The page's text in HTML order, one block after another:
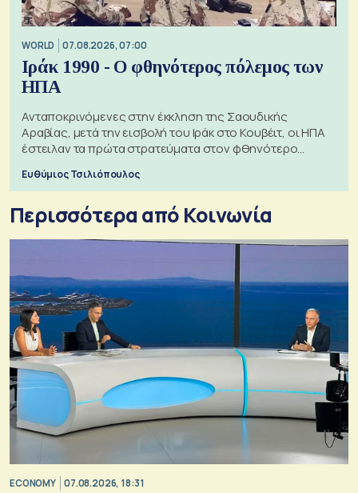
WORLD 07.08.2026, 07:00
Ιράκ 1990 - Ο φθηνότερος πόλεμος των
ΗΠΑ
Ανταποκρινόμενες στην έκκληση της Σαουδικής
Αραβίας, μετά την εισβολή του Ιράκ στο Κουβέιτ, οι ΗΠΑ
έστειλαν τα πρώτα στρατεύματα στον φθηνότερο
Ευθύμιος Τσιλιόπουλος
Περισσότερα από Κοινωνία
ECONOMY 07.08.2026, 18:31